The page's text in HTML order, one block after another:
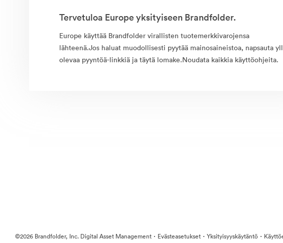
Tervetuloa Europe yksityiseen Brandfolder.
Europe käyttää Brandfolder virallisten tuotemerkkivarojensa
lähteenä.Jos haluat muodollisesti pyytää mainosaineistoa, napsauta
olevaa pyyntöä-linkkiä ja täytä lomake.Noudata kaikkia käyttöohjeita.
©2026 Brandfolder, Inc. Digital Asset Management · Evästeasetukset · Yksityisyyskäytäntö ·